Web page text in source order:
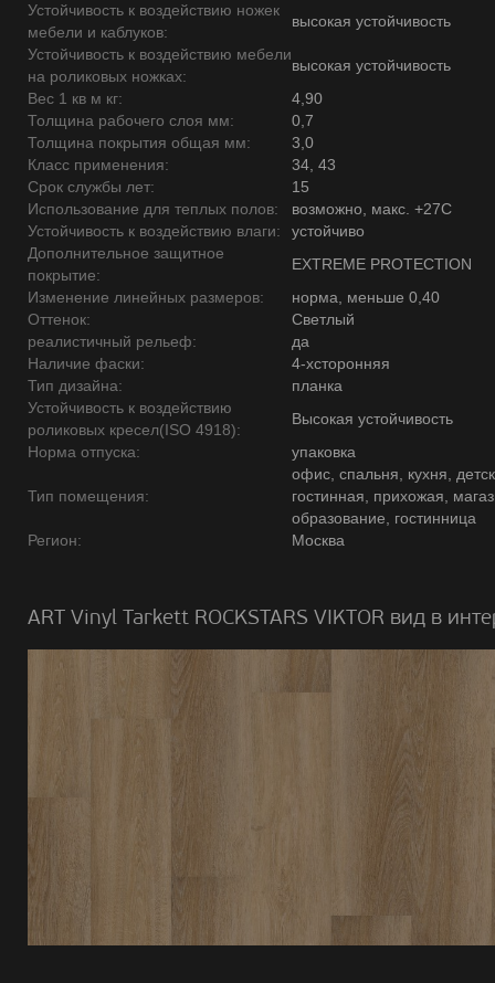
Устойчивость к воздействию ножек
мебели и каблуков:
высокая устойчивость
Устойчивость к воздействию мебели
на роликовых ножках:
высокая устойчивость
Вес 1 кв м кг:
4,90
Толщина рабочего слоя мм:
0,7
Толщина покрытия общая мм:
3,0
Класс применения:
34, 43
Срок службы лет:
15
Использование для теплых полов:
возможно, макс. +27С
Устойчивость к воздействию влаги:
устойчиво
Дополнительное защитное
покрытие:
EXTREME PROTECTION
Изменение линейных размеров:
норма, меньше 0,40
Оттенок:
Светлый
реалистичный рельеф:
да
Наличие фаски:
4-хсторонняя
Тип дизайна:
планка
Устойчивость к воздействию
роликовых кресел(ISO 4918):
Высокая устойчивость
Норма отпуска:
упаковка
Тип помещения:
офис, спальня, кухня,
гостинная, прихожая,
образование, гостинница
Регион:
Москва
ART Vinyl Tarkett ROCKSTARS VIKTOR вид в